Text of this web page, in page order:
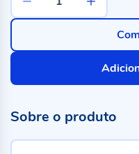
Sobre o produto